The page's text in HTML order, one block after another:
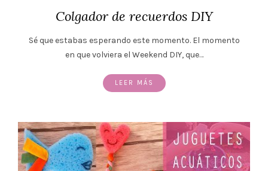
Colgador de recuerdos DIY
Sé que estabas esperando este momento. El momento
en que volviera el Weekend DIY, que…
LEER MÁS